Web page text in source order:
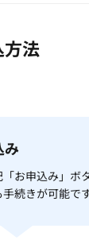
法
み
お申込み」ボ
続きが可能です